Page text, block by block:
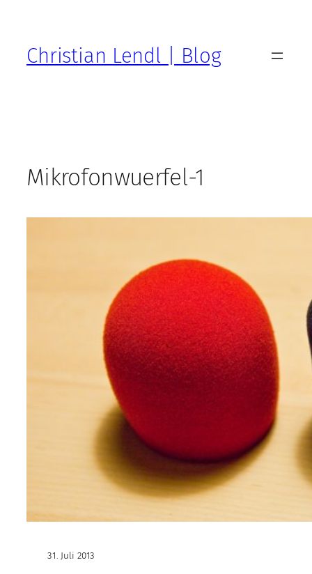
Christian Lendl | Blog
Mikrofonwuerfel-1
31. Juli 2013